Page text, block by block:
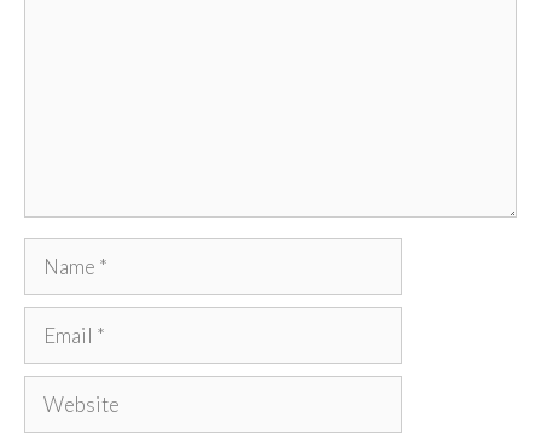
Name
Email
Website